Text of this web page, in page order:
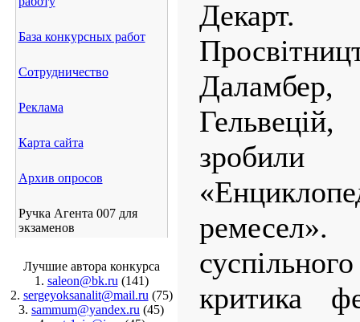
База конкурсных работ
Сотрудничество
Реклама
Карта сайта
Архив опросов
Ручка Агента 007 для
экзаменов
Лучшие автора конкурса
1. saleon@bk.ru (141)
2. sergeyoksanalit@mail.ru (75)
3. sammum@yandex.ru (45)
Декарт.
критика